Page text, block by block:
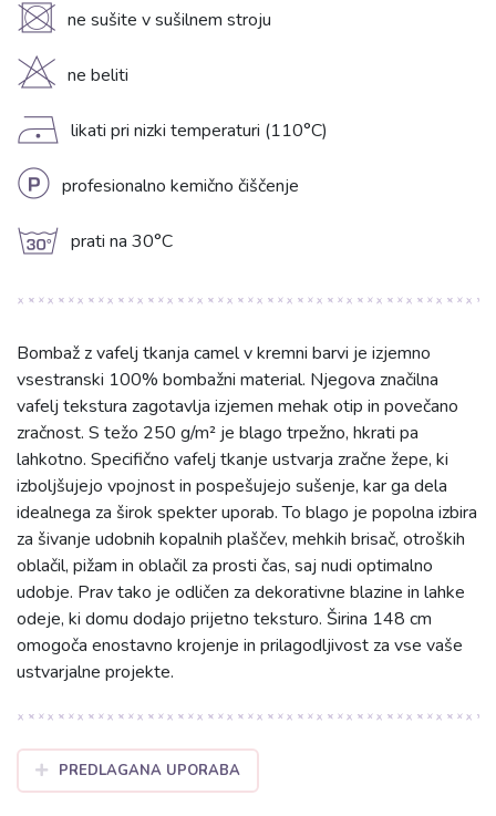
U ne sušite v sušilnem stroju
H ne beliti
D likati pri nizki temperaturi (110°C)
L profesionalno kemično čiščenje
g prati na 30°C
Bombaž z vafelj tkanja camel v kremni barvi je izjemno
vsestranski 100% bombažni material. Njegova značilna
vafelj tekstura zagotavlja izjemen mehak otip in povečano
zračnost. S težo 250 g/m² je blago trpežno, hkrati pa
lahkotno. Specifično vafelj tkanje ustvarja zračne žepe, ki
izboljšujejo vpojnost in pospešujejo sušenje, kar ga dela
idealnega za širok spekter uporab. To blago je popolna izbira
za šivanje udobnih kopalnih plaščev, mehkih brisač, otroških
oblačil, pižam in oblačil za prosti čas, saj nudi optimalno
udobje. Prav tako je odličen za dekorativne blazine in lahke
odeje, ki domu dodajo prijetno teksturo. Širina 148 cm
omogoča enostavno krojenje in prilagodljivost za vse vaše
ustvarjalne projekte.
PREDLAGANA UPORABA